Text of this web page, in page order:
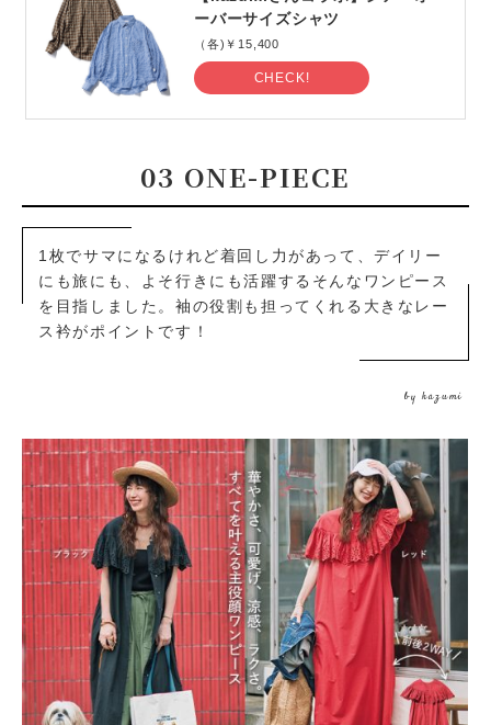
ーバーサイズシャツ
（各)￥15,400
CHECK!
03 ONE-PIECE
1枚でサマになるけれど着回し力があって、デイリー
にも旅にも、よそ行きにも活躍するそんなワンピース
を目指しました。袖の役割も担ってくれる大きなレー
ス衿がポイントです！
by kazumi